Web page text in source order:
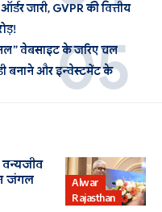
जारी, GVPR की वित्तीय
वेबसाइट के जरिए चल
बनाने और इन्वेस्टमेंट के
Alwar
Rajasthan
जंगल